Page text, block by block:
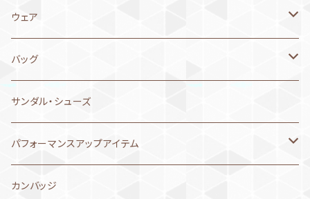
5月11日～20日
4月21日～30日
4月11日～20日
4月1日～10日
3月21日～31日
2025年9月
2025年8月
2025年6月
2025年5月
2025年3月
メッシュキャップ
シリコンキャップ
アクセサリー
ゴーグル
セームタオル
サプリメント
ウェア
arena アリーナ
MIZUNO ミズノ
arena アリーナ
ガールズ 承認水着
MIZUNO ミズノ
arena アリーナ
メンズ 練習用水着
MIZUNO ミズノ
arena アリーナ
ボーイズ 練習水着
MIZUNO ミズノ
arena アリーナ
レディス 練習用水着
MIZUNO ミズノ
ガールズ 練習水着
arena アリーナ
Aquasphere アクアスフィア
SWANS スワンズ
Jaked ジャケド
speedo スピード
パドル替えゴム
シュノーケル
フィン
プルブイ
ストレッチコード
ゴーグル
MP MICHAEL PHELPS
SWANS
ゴーグルケース
タオル
セームタオル
マイクロファイバータオル
マスク
シリコンキャップ
ウェア
ハーフパンツ
ショートパンツ
ジャケット
Tシャツ
バッグ
arena アリーナ
MIZUNO ミズノ
speedo スピード
サンダル・シューズ
パフォーマンスアップアイテム
コンプレスポーツ
カンバッジ